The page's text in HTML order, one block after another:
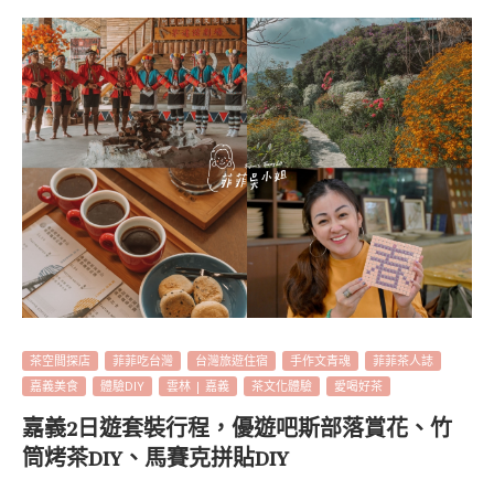
茶空間探店 菲菲吃台灣 台灣旅遊住宿 手作文青魂
菲菲茶人誌
嘉義美食
體驗DIY 雲林 | 嘉義 茶文化體驗 愛喝好茶
嘉義2日遊套裝行程，優遊吧斯部落賞花、竹
筒烤茶DIY、馬賽克拼貼DIY